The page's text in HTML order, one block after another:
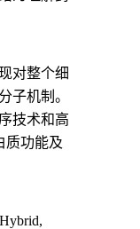
对整个细
子机制。
技术和高
质功能及